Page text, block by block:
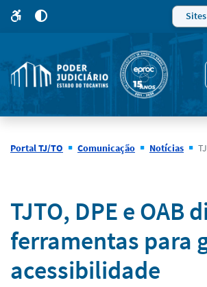
site
5
modo
de
alto
Portal TJ/TO Comunicação Notícias TJTO,
Notícias
TJTO, DPE e OAB
ferramentas para
acessibilidade